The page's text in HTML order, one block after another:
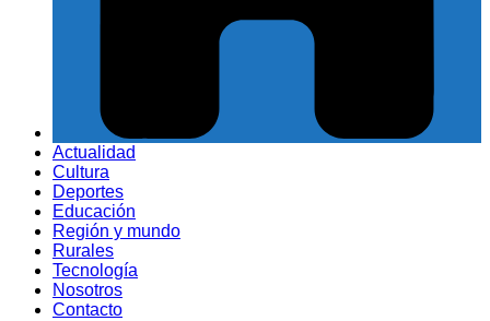
Actualidad
Cultura
Deportes
Educación
Región y mundo
Rurales
Tecnología
Nosotros
Contacto